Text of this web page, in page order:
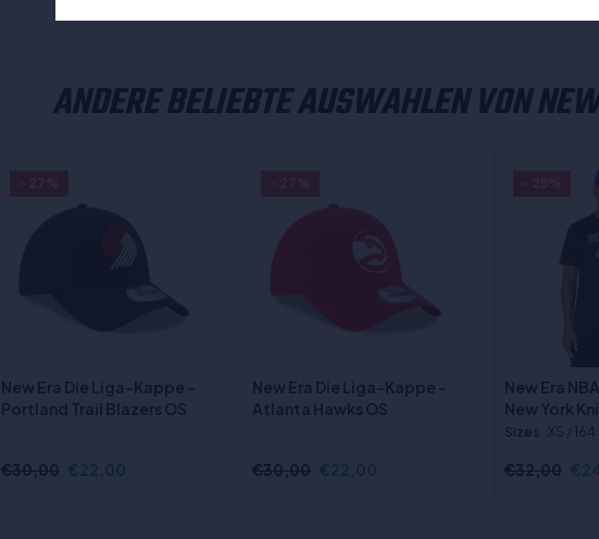
ANDERE BELIEBTE AUSWAHLEN VON
New Era Die Liga-Kappe -
Portland Trail Blazers OS
€30,00 €22,00
New Era Die Liga-Kappe -
Atlanta Hawks OS
€30,00 €22,00
New Era
New York
Sizes :XS / 164
€32,00